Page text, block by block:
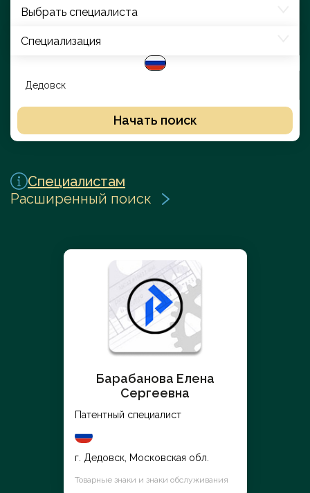
Выбрать специалиста
Специализация
Начать поиск
Специалистам
Расширенный поиск
Барабанова Елена
Сергеевна
Патентный специалист
г. Дедовск, Московская обл.
Товарные знаки и знаки обслуживания